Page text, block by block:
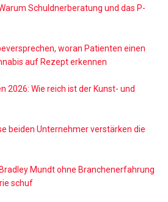
Schuldnerberatung und das P-
woran Patienten einen
auf Rezept erkennen
2026: Wie reich ist der Kunst- und
beiden Unternehmer verstärken die
Mundt ohne Branchenerfahrung
schuf